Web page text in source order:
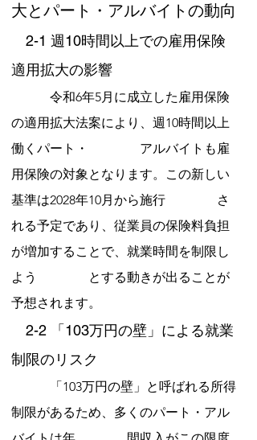
大とパート・アルバイトの動向
2-1 週10時間以上での雇用保険
適用拡大の影響
令和6年5月に成立した雇用保険
の適用拡大法案により、週10時間以上
働くパート・　　　　アルバイトも雇
用保険の対象となります。この新しい
基準は2028年10月から施行　　　　さ
れる予定であり、従業員の保険料負担
が増加することで、就業時間を制限し
よう　　　　とする動きが出ることが
予想されます。
2-2 「103万円の壁」による就業
制限のリスク
「103万円の壁」と呼ばれる所得
制限があるため、多くのパート・アル